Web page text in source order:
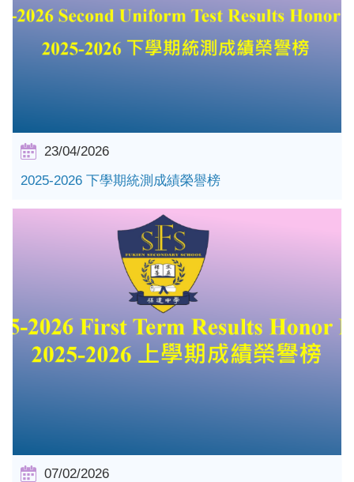
23/04/2026
2025-2026 下學期統測成績榮譽榜
詳情
07/02/2026